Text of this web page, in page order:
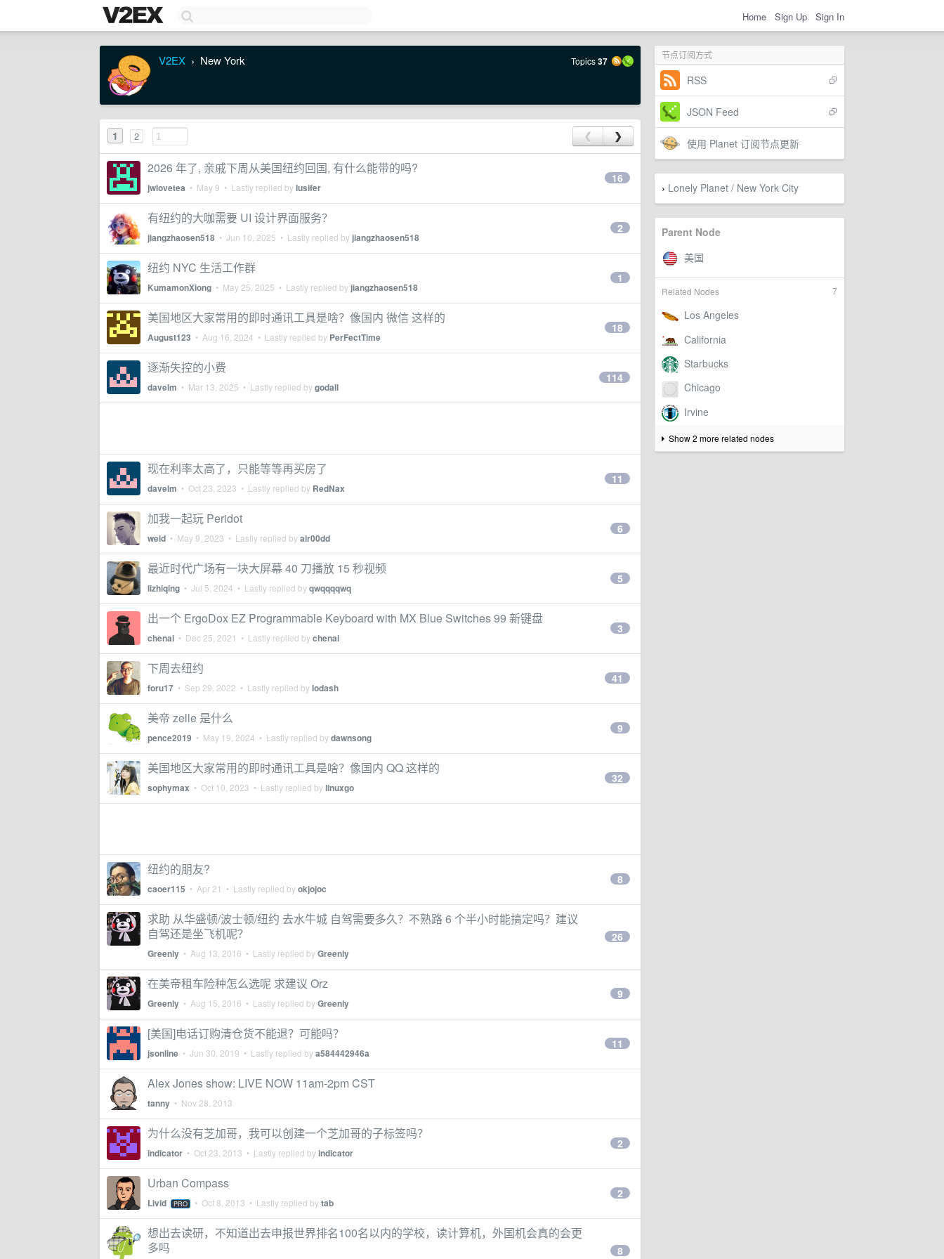
Home Sign Up Sign In
节点订阅方式
RSS
JSON Feed
使用 Planet 订阅节点更新
› Lonely Planet / New York City
Parent Node
7
Related Nodes
Show 2 more related nodes
V2EX › New York Topics37
1 2 ❮ ❯
2026 年了, 亲戚下周从美国纽约回国, 有什么能带的吗?
jwlovetea • May 9 • Lastly replied bylusifer
16
有纽约的大咖需要 UI 设计界面服务？
jiangzhaosen518 • Jun 10, 2025 • Lastly replied by jiangzhaosen518
2
纽约 NYC 生活工作群
KumamonXiong • May 25, 2025 • Lastly replied by jiangzhaosen518
1
美国地区大家常用的即时通讯工具是啥？像国内 微信 这样的
August123 • Aug 16, 2024 • Lastly replied by PerFectTime
18
逐渐失控的小费
davelm • Mar 13, 2025 • Lastly replied bygodall
114
现在利率太高了，只能等等再买房了
davelm • Oct 23, 2023 • Lastly replied by RedNax
11
加我一起玩 Peridot
weid • May 9, 2023 • Lastly replied byair00dd
6
最近时代广场有一块大屏幕 40 刀播放 15 秒视频
lizhiqing • Jul 5, 2024 • Lastly replied byqwqqqqwq
5
出一个 ErgoDox EZ Programmable Keyboard with MX Blue Switches 99 新键盘
chenai • Dec 25, 2021 • Lastly replied bychenai
3
下周去纽约
foru17 • Sep 29, 2022 • Lastly replied bylodash
41
美帝 zelle 是什么
pence2019 • May 19, 2024 • Lastly replied bydawnsong
9
美国地区大家常用的即时通讯工具是啥？像国内 QQ 这样的
sophymax • Oct 10, 2023 • Lastly replied bylinuxgo
32
纽约的朋友?
caoer115 • Apr 21 • Lastly replied byokjojoc
8
求助 从华盛顿/波士顿/纽约 去水牛城 自驾需要多久？不熟路 6 个半小时能搞定吗？建议
自驾还是坐飞机呢？
Greenly • Aug 13, 2016 • Lastly replied byGreenly
26
在美帝租车险种怎么选呢 求建议 Orz
Greenly • Aug 15, 2016 • Lastly replied byGreenly
9
[美国]电话订购清仓货不能退？可能吗？
jsonline • Jun 30, 2019 • Lastly replied bya584442946a
11
Alex Jones show: LIVE NOW 11am-2pm CST
tanny • Nov 28, 2013
为什么没有芝加哥，我可以创建一个芝加哥的子标签吗？
indicator • Oct 23, 2013 • Lastly replied byindicator
2
Urban Compass
Livid PRO • Oct 8, 2013 • Lastly replied bytab
2
想出去读研，不知道出去申报世界排名100名以内的学校，读计算机，外国机会真的会更
多吗
8